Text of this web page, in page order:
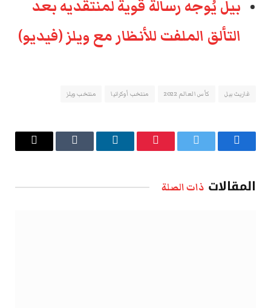
بيل يُوجه رسالة قوية لمنتقديه بعد
التألق الملفت للأنظار مع ويلز (فيديو)
غاريث بيل كأس العالم 2022 منتخب أوكرانيا منتخب ويلز
فيسبوك تويتر بينتيريستلينكدإن Tumblr
البريد
المقالات ذات الصلة